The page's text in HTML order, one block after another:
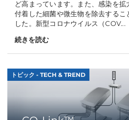
ど高まっています。また、感染を
付着した細菌や微生物を除去するこ
した。新型コロナウイルス（COV...
続きを読む
トピック - TECH & TREND